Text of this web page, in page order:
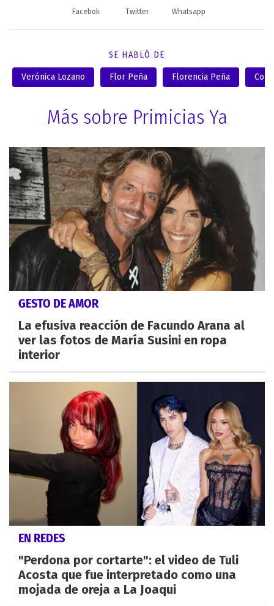
Facebok Twitter Whatsapp
SE HABLÓ DE
Verónica Lozano Flor Peña Florencia Peña
Más sobre Primicias Ya
GESTO DE AMOR
La efusiva reacción de Facundo Arana al
ver las fotos de María Susini en ropa
interior
EN REDES
"Perdona por cortarte": el video de Tuli
Acosta que fue interpretado como una
mojada de oreja a La Joaqui